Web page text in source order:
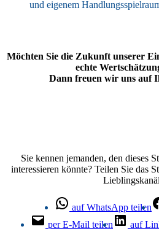
und eigenem
Möchten Sie die Zukunft unserer
echte
Dann freuen wir uns auf
Sie kennen jemanden, den dieses
interessieren könnte? Teilen Sie das
auf WhatsApp teilen
per E-Mail teilen
auf